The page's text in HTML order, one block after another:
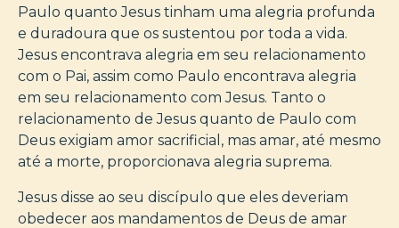
Paulo quanto Jesus tinham uma alegria profunda
e duradoura que os sustentou por toda a vida.
Jesus encontrava alegria em seu relacionamento
com o Pai, assim como Paulo encontrava alegria
em seu relacionamento com Jesus. Tanto o
relacionamento de Jesus quanto de Paulo com
Deus exigiam amor sacrificial, mas amar, até mesmo
até a morte, proporcionava alegria suprema.
Jesus disse ao seu discípulo que eles deveriam
obedecer aos mandamentos de Deus de amar